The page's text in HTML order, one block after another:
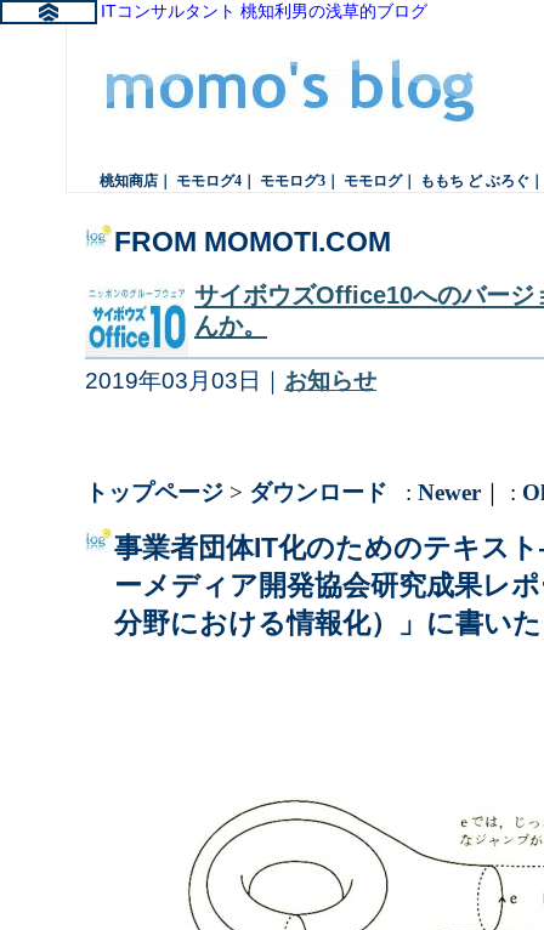
続・ITコンサルタント 桃知利男の浅草的ブログ
桃知商店 モモログ4 モモログ3 モモログ｜ ももち ど ぶろぐ
FROM MOMOTI.COM
サイボウズOffice10へのバージ
んか。
2019年03月03日｜ お知らせ
トップページ > ダウンロード : Newer ｜ :
事業者団体IT化のためのテキス
ーメディア開発協会研究成果レ
分野における情報化）」に書い